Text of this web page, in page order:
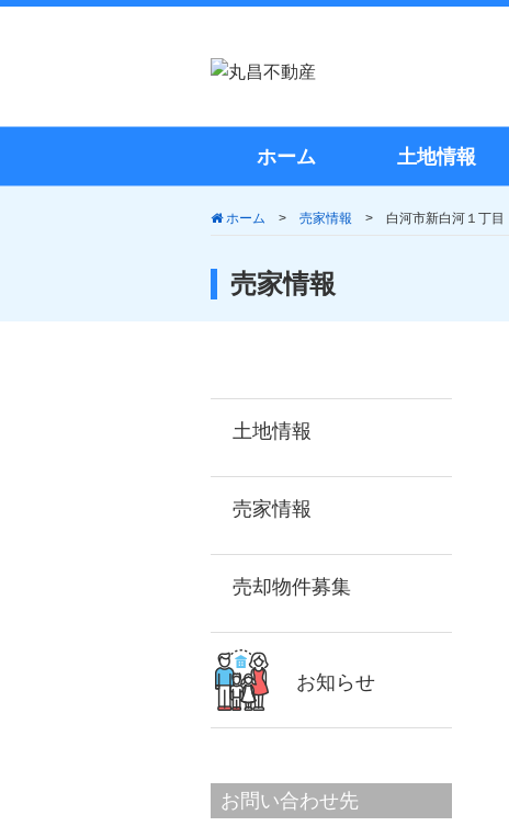
ホーム 土地情報
ホーム > 売家情報 > 白河市新白河１丁目
売家情報
土地情報
売家情報
売却物件募集
お知らせ
お問い合わせ先